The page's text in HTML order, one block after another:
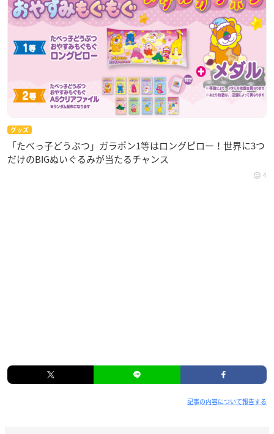
グッズ
「たべっ子どうぶつ」ガラポン1等はロングピロー！世界に3つ
だけのBIGぬいぐるみが当たるチャンス
4
記事の内容について報告する